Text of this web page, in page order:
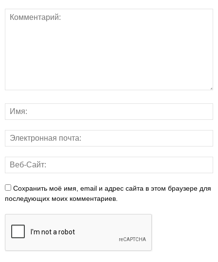
Сохранить моё имя, email и адрес сайта в этом браузере для
последующих моих комментариев.